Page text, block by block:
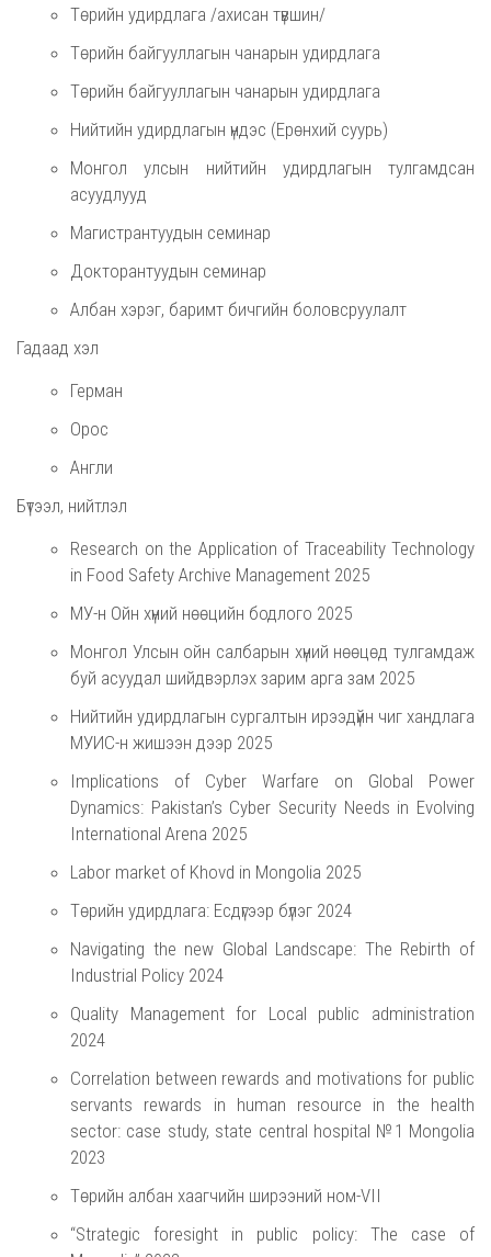
Төрийн удирдлага /ахисан түвшин/
Төрийн байгууллагын чанарын удирдлага
Төрийн байгууллагын чанарын удирдлага
Нийтийн удирдлагын үндэс (Ерөнхий суурь)
Монгол улсын нийтийн удирдлагын тулгамдсан
асуудлууд
Магистрантуудын семинар
Докторантуудын семинар
Албан хэрэг, баримт бичгийн боловсруулалт
Гадаад хэл
Герман
Орос
Англи
Бүтээл, нийтлэл
Research on the Application of Traceability Technology
in Food Safety Archive Management 2025
МУ-н Ойн хүний нөөцийн бодлого 2025
Монгол Улсын ойн салбарын хүний нөөцөд тулгамдаж
буй асуудал шийдвэрлэх зарим арга зам 2025
Нийтийн удирдлагын сургалтын ирээдүйн чиг хандлага
МУИС-н жишээн дээр 2025
Implications of Cyber Warfare on Global Power
Dynamics: Pakistan’s Cyber Security Needs in Evolving
International Arena 2025
Labor market of Khovd in Mongolia 2025
Төрийн удирдлага: Есдүгээр бүлэг 2024
Navigating the new Global Landscape: The Rebirth of
Industrial Policy 2024
Quality Management for Local public administration
2024
Correlation between rewards and motivations for public
servants rewards in human resource in the health
sector: case study, state central hospital №1 Mongolia
2023
Төрийн албан хаагчийн ширээний ном-VII
“Strategic foresight in public policy: The case of